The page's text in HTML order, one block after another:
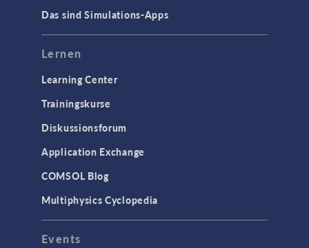
Das sind Simulations-Apps
Lernen
Learning Center
Trainingskurse
Diskussionsforum
Application Exchange
COMSOL Blog
Multiphysics Cyclopedia
Events